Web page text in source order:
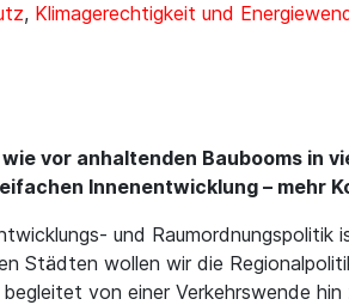
, Klimagerechtigkeit und
vor anhaltenden Baubooms in
Innenentwicklung – mehr
und
Städten wollen wir die
von einer Verkehrswende